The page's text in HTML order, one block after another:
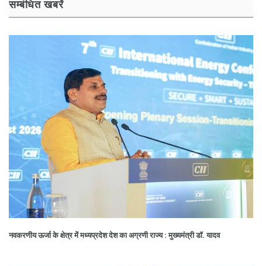
सम्बंधित खबरें
नवकरणीय ऊर्जा के क्षेत्र में मध्यप्रदेश देश का अग्रणी राज्य : मुख्यमंत्री डॉ. यादव